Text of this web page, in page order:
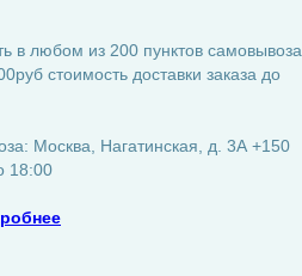
в любом из 200 пунктов самовывоза
стоимость доставки заказа до
Москва, Нагатинская, д. 3А +150
18:00